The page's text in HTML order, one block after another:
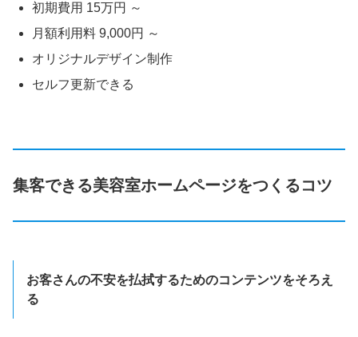
初期費用 15万円 ～
月額利用料 9,000円 ～
オリジナルデザイン制作
セルフ更新できる
集客できる美容室ホームページをつくるコツ
お客さんの不安を払拭するためのコンテンツをそろえ
る